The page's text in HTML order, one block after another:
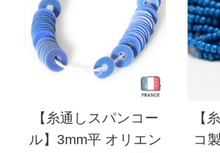
【糸通しスパンコー
ル】3mm平 オリエン
【
コ